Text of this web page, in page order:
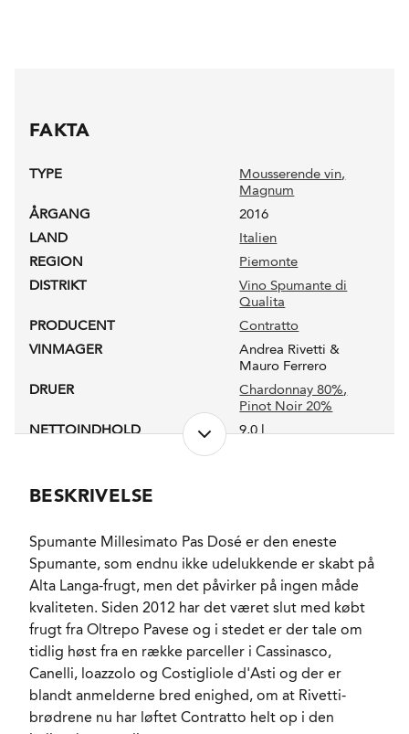
FAKTA
TYPE Mousserende vin,
Magnum
ÅRGANG
2016
LAND
Italien
REGION
Piemonte
DISTRIKT
Vino Spumante di
Qualita
PRODUCENT
Contratto
VINMAGER
Andrea Rivetti &
Mauro Ferrero
DRUER
Chardonnay 80%,
Pinot Noir 20%
NETTOINDHOLD
9,0 l
PRODUKTIONSFORM
PH-VÆRDI
3,05
RESTSUKKER
2,4 g/l
SYREINDHOLD
8,0 g/l
LAGRING
60 måneder i flasken
frem mod
degorgement.
FORVENTET HOLDBARHED
3-5 år fra
degorgement.
SERVERINGS-TEMPERATUR
7 - 9°C
BESKRIVELSE
Spumante Millesimato Pas Dosé er den eneste
Spumante, som endnu ikke udelukkende er skabt på
Alta Langa-frugt, men det påvirker på ingen måde
kvaliteten. Siden 2012 har det været slut med købt
frugt fra Oltrepo Pavese og i stedet er der tale om
tidlig høst fra en række parceller i Cassinasco,
Canelli, loazzolo og Costigliole d'Asti og der er
blandt anmelderne bred enighed, om at Rivetti-
brødrene nu har løftet Contratto helt op i den